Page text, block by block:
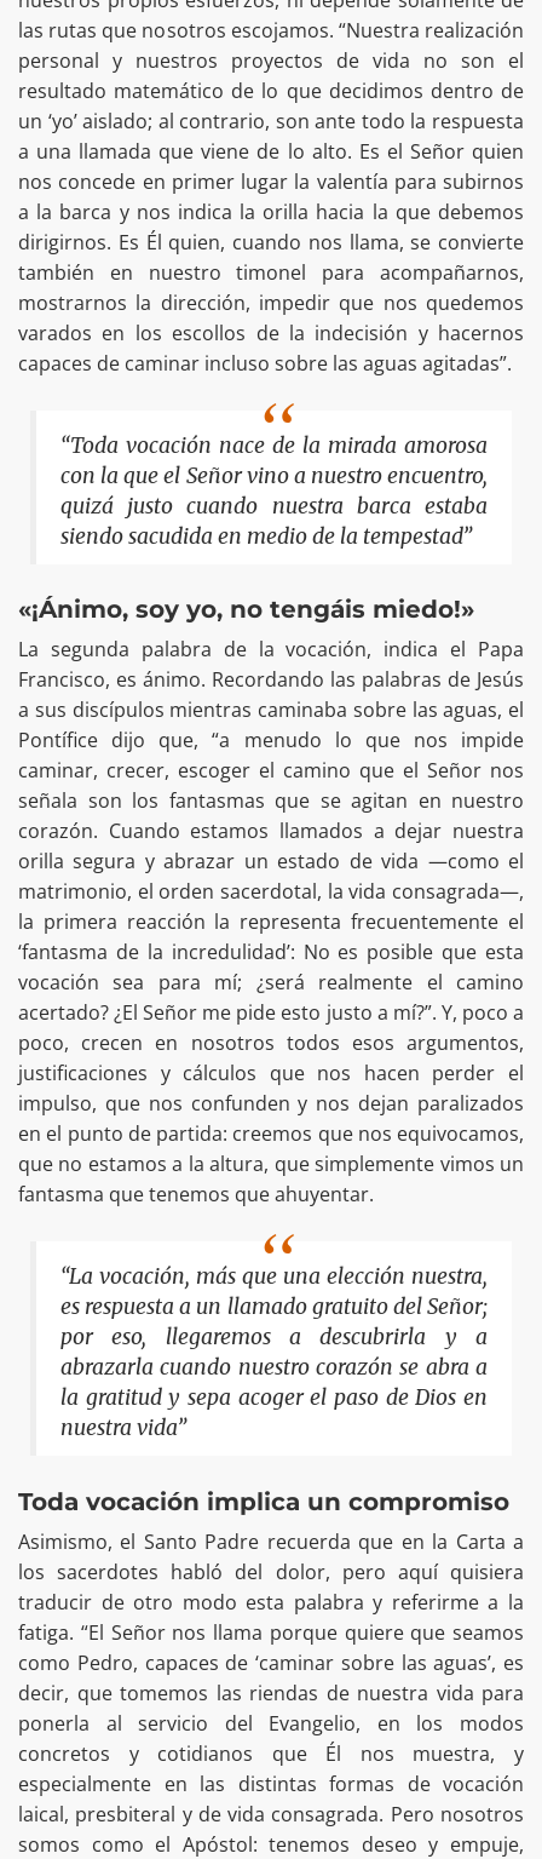
las rutas que nosotros escojamos. “Nuestra realización
personal y nuestros proyectos de vida no son el
resultado matemático de lo que decidimos dentro de
un ‘yo’ aislado; al contrario, son ante todo la respuesta
a una llamada que viene de lo alto. Es el Señor quien
nos concede en primer lugar la valentía para subirnos
a la barca y nos indica la orilla hacia la que debemos
dirigirnos. Es Él quien, cuando nos llama, se convierte
también en nuestro timonel para acompañarnos,
mostrarnos la dirección, impedir que nos quedemos
varados en los escollos de la indecisión y hacernos
capaces de caminar incluso sobre las aguas agitadas”.
“Toda vocación nace de la mirada amorosa
con la que el Señor vino a nuestro encuentro,
quizá justo cuando nuestra barca estaba
siendo sacudida en medio de la tempestad”
«¡Ánimo, soy yo, no tengáis miedo!»
La segunda palabra de la vocación, indica el Papa
Francisco, es ánimo. Recordando las palabras de Jesús
a sus discípulos mientras caminaba sobre las aguas, el
Pontífice dijo que, “a menudo lo que nos impide
caminar, crecer, escoger el camino que el Señor nos
señala son los fantasmas que se agitan en nuestro
corazón. Cuando estamos llamados a dejar nuestra
orilla segura y abrazar un estado de vida —como el
matrimonio, el orden sacerdotal, la vida consagrada—,
la primera reacción la representa frecuentemente el
‘fantasma de la incredulidad’: No es posible que esta
vocación sea para mí; ¿será realmente el camino
acertado? ¿El Señor me pide esto justo a mí?”. Y, poco a
poco, crecen en nosotros todos esos argumentos,
justificaciones y cálculos que nos hacen perder el
impulso, que nos confunden y nos dejan paralizados
en el punto de partida: creemos que nos equivocamos,
que no estamos a la altura, que simplemente vimos un
fantasma que tenemos que ahuyentar.
“La vocación, más que una elección nuestra,
es respuesta a un llamado gratuito del Señor;
por eso, llegaremos a descubrirla y a
abrazarla cuando nuestro corazón se abra a
la gratitud y sepa acoger el paso de Dios en
nuestra vida”
Toda vocación implica un compromiso
Asimismo, el Santo Padre recuerda que en la Carta a
los sacerdotes habló del dolor, pero aquí quisiera
traducir de otro modo esta palabra y referirme a la
fatiga. “El Señor nos llama porque quiere que seamos
como Pedro, capaces de ‘caminar sobre las aguas’, es
decir, que tomemos las riendas de nuestra vida para
ponerla al servicio del Evangelio, en los modos
concretos y cotidianos que Él nos muestra, y
especialmente en las distintas formas de vocación
laical, presbiteral y de vida consagrada. Pero nosotros
somos como el Apóstol: tenemos deseo y empuje,